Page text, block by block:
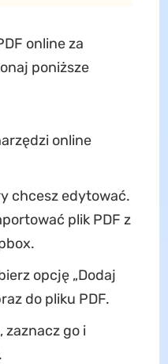
online za
poniższe
online
chcesz edytować.
plik PDF z
opcję „Dodaj
do pliku PDF.
zaznacz go i